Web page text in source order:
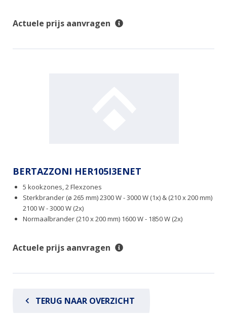
Actuele prijs aanvragen
BERTAZZONI HER105I3ENET
5 kookzones, 2 Flexzones
Sterkbrander (ø 265 mm) 2300 W - 3000 W (1x) & (210 x 200 mm)
2100 W - 3000 W (2x)
Normaalbrander (210 x 200 mm) 1600 W - 1850 W (2x)
Actuele prijs aanvragen
TERUG NAAR OVERZICHT